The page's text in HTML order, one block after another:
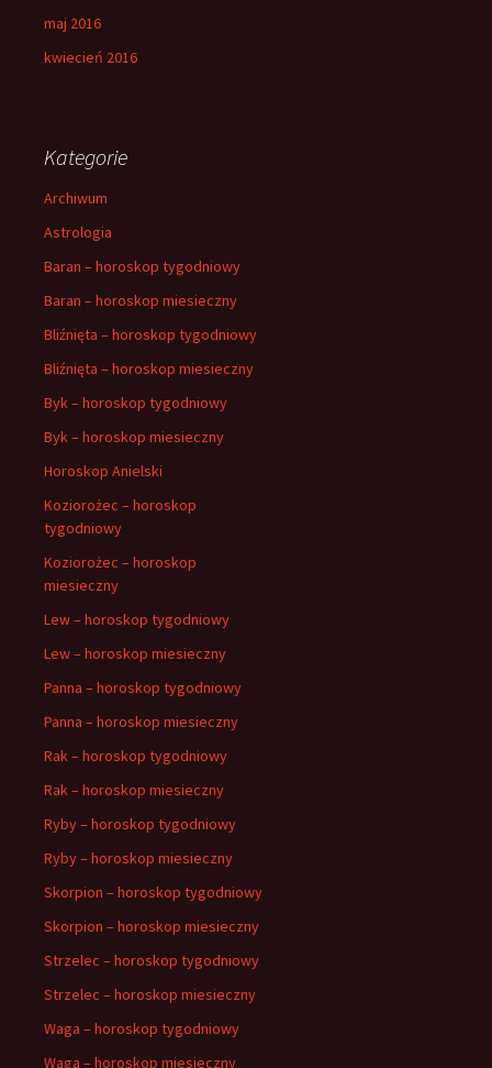
maj 2016
kwiecień 2016
Kategorie
Archiwum
Astrologia
Baran – horoskop tygodniowy
Baran – horoskop miesieczny
Bliźnięta – horoskop tygodniowy
Bliźnięta – horoskop miesieczny
Byk – horoskop tygodniowy
Byk – horoskop miesieczny
Horoskop Anielski
Koziorożec – horoskop
tygodniowy
Koziorożec – horoskop
miesieczny
Lew – horoskop tygodniowy
Lew – horoskop miesieczny
Panna – horoskop tygodniowy
Panna – horoskop miesieczny
Rak – horoskop tygodniowy
Rak – horoskop miesieczny
Ryby – horoskop tygodniowy
Ryby – horoskop miesieczny
Skorpion – horoskop tygodniowy
Skorpion – horoskop miesieczny
Strzelec – horoskop tygodniowy
Strzelec – horoskop miesieczny
Waga – horoskop tygodniowy
Waga – horoskop miesieczny